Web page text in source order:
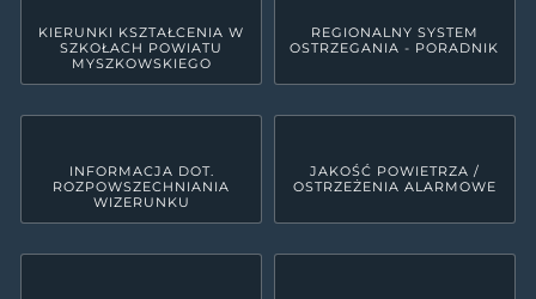
KIERUNKI KSZTAŁCENIA W
SZKOŁACH POWIATU
MYSZKOWSKIEGO
REGIONALNY SYSTEM
OSTRZEGANIA - PORADNIK
INFORMACJA DOT.
ROZPOWSZECHNIANIA
WIZERUNKU
JAKOŚĆ POWIETRZA /
OSTRZEŻENIA ALARMOWE